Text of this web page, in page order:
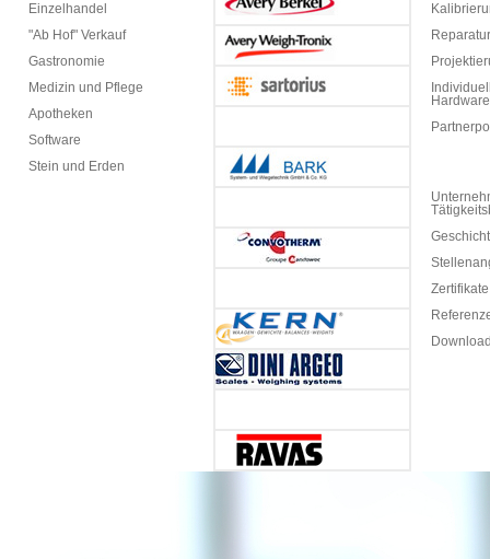
Einzelhandel
"Ab Hof" Verkauf
Gastronomie
Medizin und Pflege
Apotheken
Software
Stein und Erden
Zertifikate